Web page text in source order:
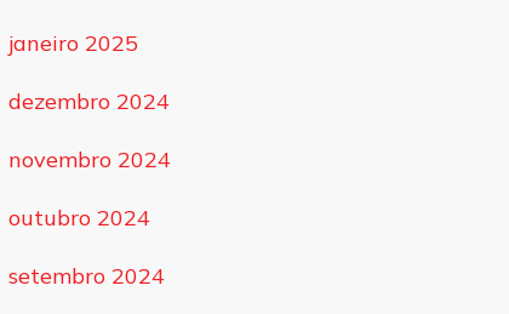
janeiro 2025
dezembro 2024
novembro 2024
outubro 2024
setembro 2024